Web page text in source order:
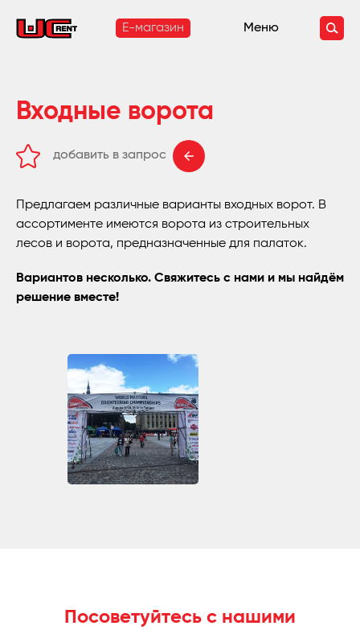
E-магазин Меню
Входные ворота
добавить в запрос
Предлагаем различные варианты входных ворот. В
ассортименте имеются ворота из строительных
лесов и ворота, предназначенные для палаток.
Вариантов несколько. Свяжитесь с нами и мы найдём
решение вместе!
Посоветуйтесь с нашими